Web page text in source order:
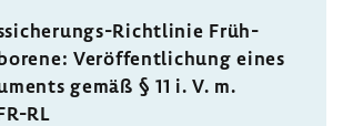
​Richtlinie Früh-
Veröf­fent­li­chung eines
gemäß § 11 i. V. m.
RL